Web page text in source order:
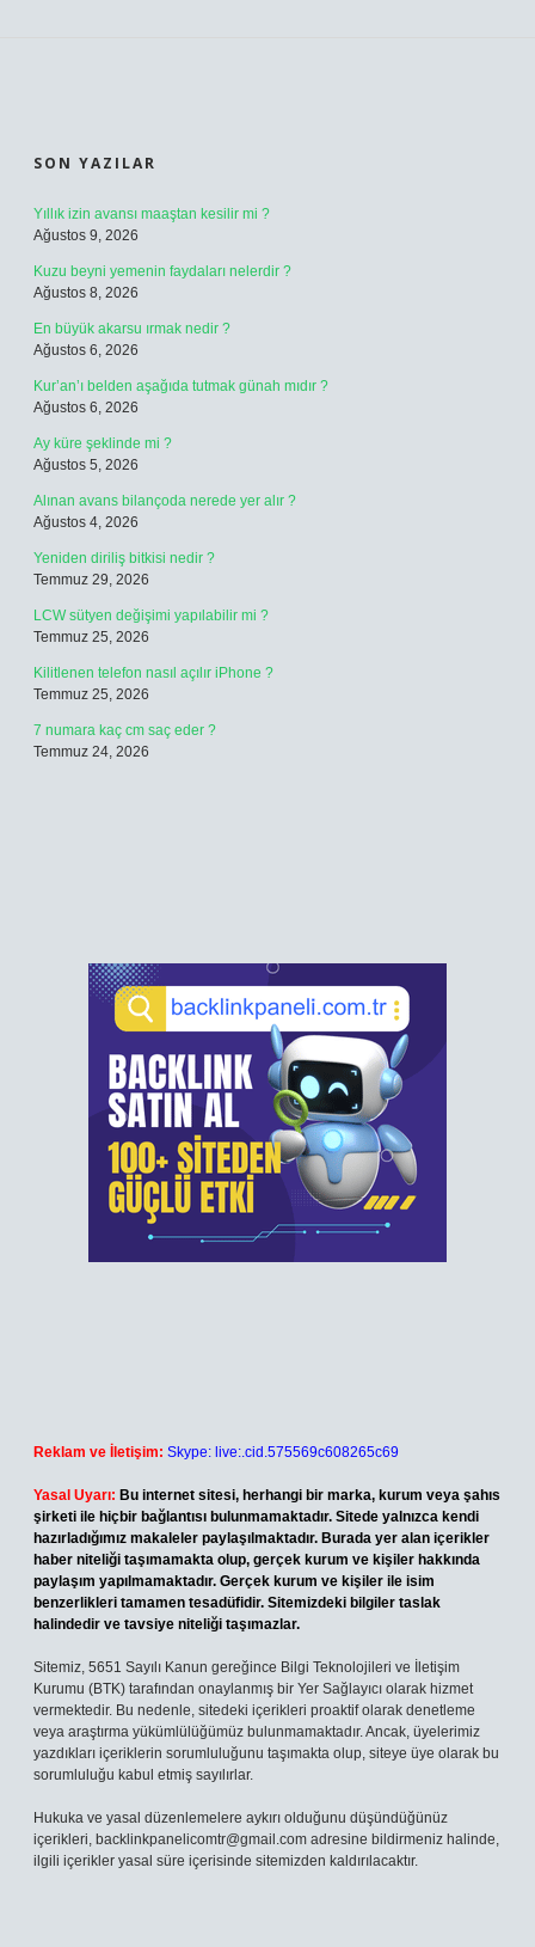
SON YAZILAR
Yıllık izin avansı maaştan kesilir mi ?
Ağustos 9, 2026
Kuzu beyni yemenin faydaları nelerdir ?
Ağustos 8, 2026
En büyük akarsu ırmak nedir ?
Ağustos 6, 2026
Kur’an’ı belden aşağıda tutmak günah mıdır ?
Ağustos 6, 2026
Ay küre şeklinde mi ?
Ağustos 5, 2026
Alınan avans bilançoda nerede yer alır ?
Ağustos 4, 2026
Yeniden diriliş bitkisi nedir ?
Temmuz 29, 2026
LCW sütyen değişimi yapılabilir mi ?
Temmuz 25, 2026
Kilitlenen telefon nasıl açılır iPhone ?
Temmuz 25, 2026
7 numara kaç cm saç eder ?
Temmuz 24, 2026
Reklam ve İletişim: Skype: live:.cid.575569c608265c69
Yasal Uyarı: Bu internet sitesi, herhangi bir marka, kurum veya şahıs
şirketi ile hiçbir bağlantısı bulunmamaktadır. Sitede yalnızca kendi
hazırladığımız makaleler paylaşılmaktadır. Burada yer alan içerikler
haber niteliği taşımamakta olup, gerçek kurum ve kişiler hakkında
paylaşım yapılmamaktadır. Gerçek kurum ve kişiler ile isim
benzerlikleri tamamen tesadüfidir. Sitemizdeki bilgiler taslak
halindedir ve tavsiye niteliği taşımazlar.
Sitemiz, 5651 Sayılı Kanun gereğince Bilgi Teknolojileri ve İletişim
Kurumu (BTK) tarafından onaylanmış bir Yer Sağlayıcı olarak hizmet
vermektedir. Bu nedenle, sitedeki içerikleri proaktif olarak denetleme
veya araştırma yükümlülüğümüz bulunmamaktadır. Ancak, üyelerimiz
yazdıkları içeriklerin sorumluluğunu taşımakta olup, siteye üye olarak bu
sorumluluğu kabul etmiş sayılırlar.
Hukuka ve yasal düzenlemelere aykırı olduğunu düşündüğünüz
içerikleri, backlinkpanelicomtr@gmail.com adresine bildirmeniz halinde,
ilgili içerikler yasal süre içerisinde sitemizden kaldırılacaktır.